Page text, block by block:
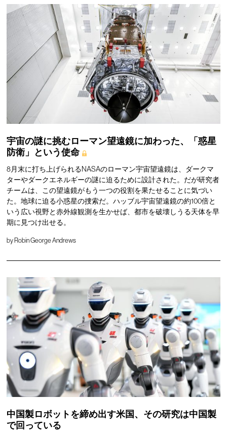
宇宙の謎に挑むローマン望遠鏡に加わった、「惑星
防衛」という使命
8月末に打ち上げられるNASAのローマン宇宙望遠鏡は、ダークマ
ターやダークエネルギーの謎に迫るために設計された。だが研究者
チームは、この望遠鏡がもう一つの役割を果たせることに気づい
た。地球に迫る小惑星の捜索だ。ハッブル宇宙望遠鏡の約100倍と
いう広い視野と赤外線観測を生かせば、都市を破壊しうる天体を早
期に見つけ出せる。
by Robin George Andrews
中国製ロボットを締め出す米国、その研究は中国製
で回っている